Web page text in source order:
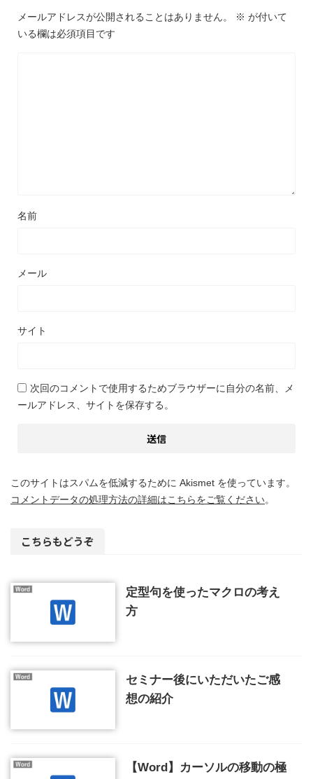
メールアドレスが公開されることはありません。 ※ が付いて
いる欄は必須項目です
名前
メール
サイト
次回のコメントで使用するためブラウザーに自分の名前、メ
ールアドレス、サイトを保存する。
このサイトはスパムを低減するために Akismet を使っています。
コメントデータの処理方法の詳細はこちらをご覧ください。
こちらもどうぞ
定型句を使ったマクロの考え
方
セミナー後にいただいたご感
想の紹介
【Word】カーソルの移動の極